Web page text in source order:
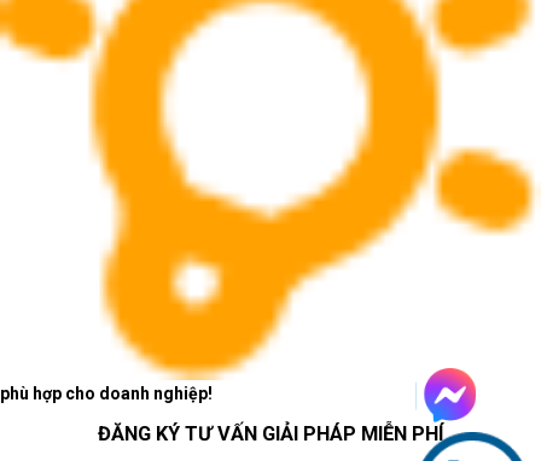
phù hợp cho doanh nghiệp!
ĐĂNG KÝ TƯ VẤN GIẢI PHÁP MIỄN PHÍ